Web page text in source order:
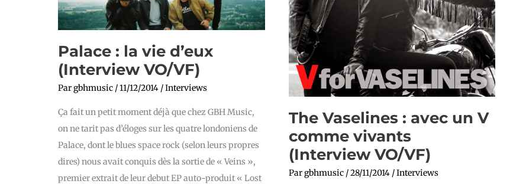
Palace : la vie d’eux
(Interview VO/VF)
Pargbhmusic /11/12/2014 /Interviews
Ça fait un petit moment déjà que chez GBH Music,
on ne tarit pas d’éloges sur les quatre londoniens de
Palace, dont le blues space rock (selon leurs propres
dires) nous avait conquis dès la sortie de « Veins »,
premier extrait de leur debut EP auto-produit « Lost
The Vaselines : avec un V
comme vivants
(Interview VO/VF)
Pargbhmusic /28/11/2014 /Interviews